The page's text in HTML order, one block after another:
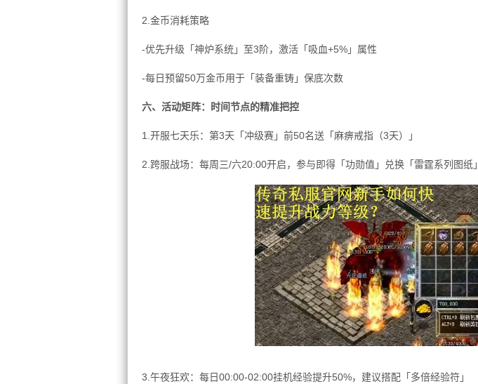
2.金币消耗策略
-优先升级「神炉系统」至3阶，激活「吸血+5%」属性
-每日预留50万金币用于「装备重铸」保底次数
六、活动矩阵：时间节点的精准把控
1.开服七天乐：第3天「冲级赛」前50名送「麻痹戒指（3天）」
2.跨服战场：每周三/六20:00开启，参与即得「功勋值」兑换「雷霆系列图纸」
3.午夜狂欢：每日00:00-02:00挂机经验提升50%，建议搭配「多倍经验符」